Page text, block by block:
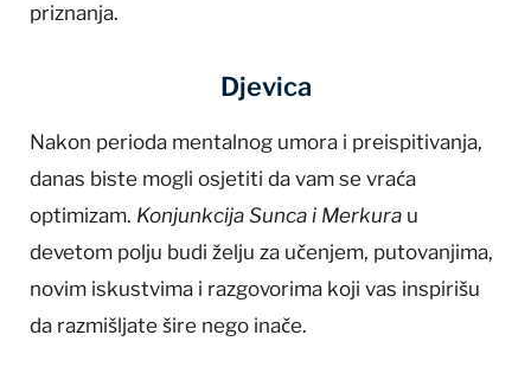
priznanja.
Djevica
Nakon perioda mentalnog umora i preispitivanja,
danas biste mogli osjetiti da vam se vraća
optimizam. Konjunkcija Sunca i Merkura u
devetom polju budi želju za učenjem, putovanjima,
novim iskustvima i razgovorima koji vas inspirišu
da razmišljate šire nego inače.